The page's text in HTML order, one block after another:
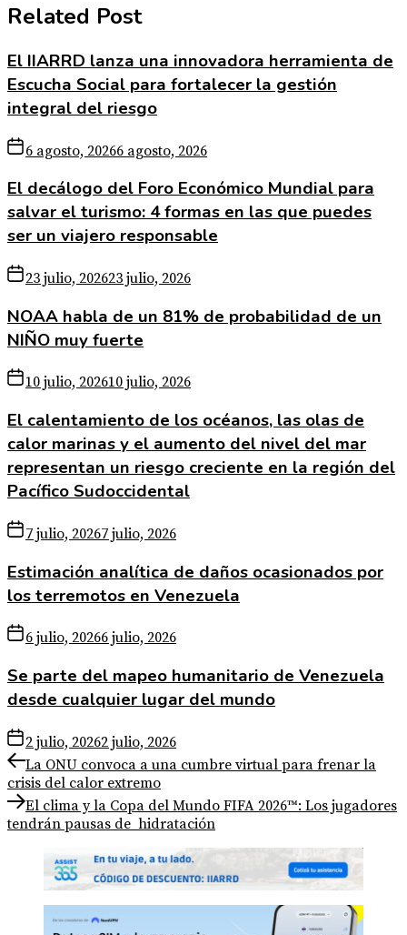
Related Post
El IIARRD lanza una innovadora herramienta de
Escucha Social para fortalecer la gestión
integral del riesgo
6 agosto, 20266 agosto, 2026
El decálogo del Foro Económico Mundial para
salvar el turismo: 4 formas en las que puedes
ser un viajero responsable
23 julio, 202623 julio, 2026
NOAA habla de un 81% de probabilidad de un
NIÑO muy fuerte
10 julio, 202610 julio, 2026
El calentamiento de los océanos, las olas de
calor marinas y el aumento del nivel del mar
representan un riesgo creciente en la región del
Pacífico Sudoccidental
7 julio, 20267 julio, 2026
Estimación analítica de daños ocasionados por
los terremotos en Venezuela
6 julio, 20266 julio, 2026
Se parte del mapeo humanitario de Venezuela
desde cualquier lugar del mundo
2 julio, 20262 julio, 2026
Navegación
de
entradas
Previous
post:
La ONU convoca a una cumbre virtual para frenar la
crisis del calor extremo
Next
post:
El clima y la Copa del Mundo FIFA 2026™: Los jugadores
tendrán pausas de hidratación